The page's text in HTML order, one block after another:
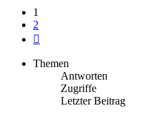
1
2
Themen
Antworten
Zugriffe
Letzter Beitrag